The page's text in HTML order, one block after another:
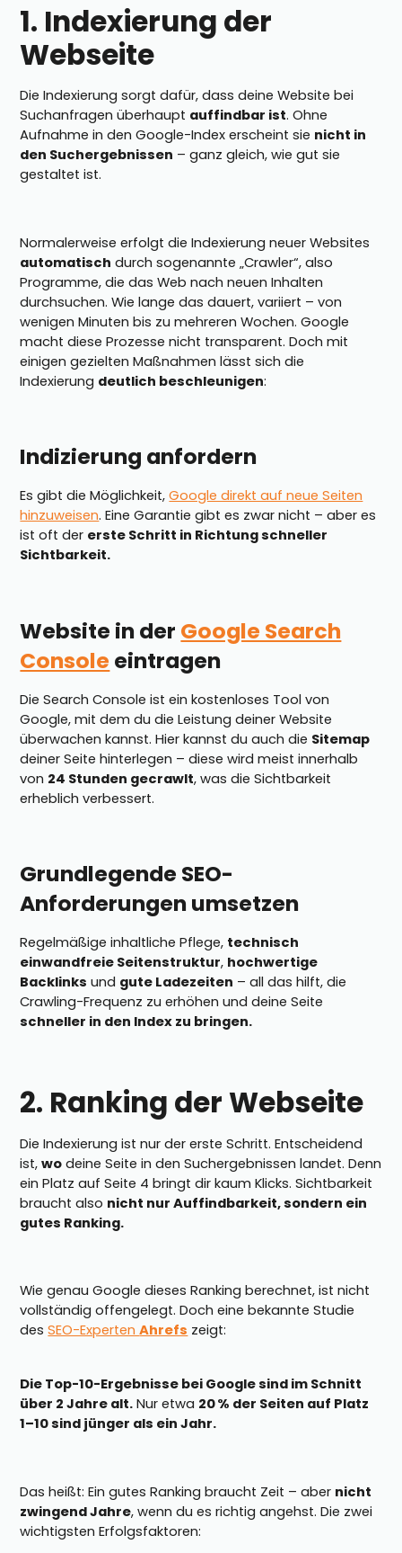
1. Indexierung der
Webseite
Die Indexierung sorgt dafür, dass deine Website bei
Suchanfragen überhaupt auffindbar ist. Ohne
Aufnahme in den Google-Index erscheint sie nicht in
den Suchergebnissen – ganz gleich, wie gut sie
gestaltet ist.
Normalerweise erfolgt die Indexierung neuer Websites
automatisch durch sogenannte „Crawler“, also
Programme, die das Web nach neuen Inhalten
durchsuchen. Wie lange das dauert, variiert – von
wenigen Minuten bis zu mehreren Wochen. Google
macht diese Prozesse nicht transparent. Doch mit
einigen gezielten Maßnahmen lässt sich die
Indexierung deutlich beschleunigen:
Indizierung anfordern
Es gibt die Möglichkeit,Google direkt auf neue Seiten
hinzuweisen. Eine Garantie gibt es zwar nicht – aber es
ist oft der erste Schritt in Richtung schneller
Sichtbarkeit.
Website in der Google Search
Console eintragen
Die Search Console ist ein kostenloses Tool von
Google, mit dem du die Leistung deiner Website
überwachen kannst. Hier kannst du auch die Sitemap
deiner Seite hinterlegen – diese wird meist innerhalb
von 24 Stunden gecrawlt, was die Sichtbarkeit
erheblich verbessert.
Grundlegende SEO-
Anforderungen umsetzen
Regelmäßige inhaltliche Pflege, technisch
einwandfreie Seitenstruktur, hochwertige
Backlinks und gute Ladezeiten – all das hilft, die
Crawling-Frequenz zu erhöhen und deine Seite
schneller in den Index zu bringen.
2. Ranking der Webseite
Die Indexierung ist nur der erste Schritt. Entscheidend
ist,wo deine Seite in den Suchergebnissen landet. Denn
ein Platz auf Seite 4 bringt dir kaum Klicks. Sichtbarkeit
braucht also nicht nur Auffindbarkeit, sondern ein
gutes Ranking.
Wie genau Google dieses Ranking berechnet, ist nicht
vollständig offengelegt. Doch eine bekannte Studie
desSEO-ExpertenAhrefs zeigt:
Die Top-10-Ergebnisse bei Google sind im Schnitt
über 2 Jahre alt. Nur etwa 20 % der Seiten auf Platz
1–10 sind jünger als ein Jahr.
Das heißt: Ein gutes Ranking braucht Zeit – aber nicht
zwingend Jahre, wenn du es richtig angehst. Die zwei
wichtigsten Erfolgsfaktoren: